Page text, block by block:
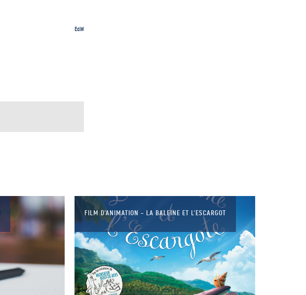
Ed.W
FILM D’ANIMATION – LA BALEINE ET L’ESCARGOT